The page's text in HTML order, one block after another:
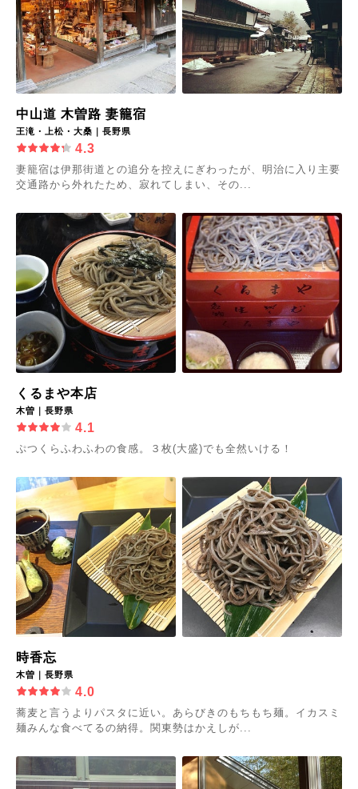
中山道 木曽路 妻籠宿
王滝・上松・大桑｜長野県
4.3
妻籠宿は伊那街道との追分を控えにぎわったが、明治に入り主要
交通路から外れたため、寂れてしまい、その...
くるまや本店
木曽｜長野県
4.1
ぷつくらふわふわの食感。３枚(大盛)でも全然いける！
時香忘
木曽｜長野県
4.0
蕎麦と言うよりパスタに近い。あらびきのもちもち麺。イカスミ
麺みんな食べてるの納得。関東勢はかえしが...